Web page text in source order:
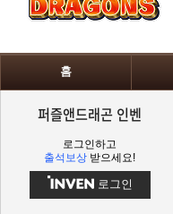
홈
퍼즐앤드래곤 인벤
로그인하고
출석보상 받으세요!
로그인